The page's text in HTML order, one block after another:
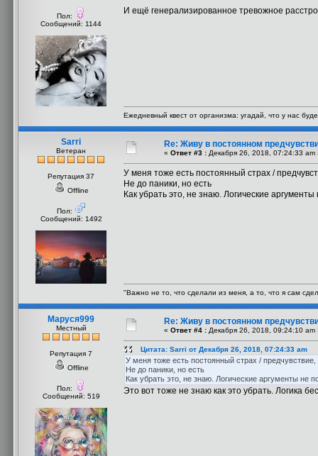
Пол:
Сообщений: 1144
И ещё генерализированное тревожное
Ежедневный квест от организма: угадай, что у нас
Sarri
Ветеран
Репутация 37
Offline
Пол:
Сообщений: 1492
Re: Живу в постоянном
« Ответ #3 : Декабря 26, 2018, 07:24:33 am
У меня тоже есть постоянный страх /
Не до паники, но есть
Как убрать это, не знаю. Логические
"Важно не то, что сделали из меня, а то, что я сам
Маруся999
Местный
Репутация 7
Offline
Пол:
Сообщений: 519
Re: Живу в постоянном
« Ответ #4 : Декабря 26, 2018, 09:24:10 am
Цитата: Sarri от Декабря 26, 2018, 07:24:33 am
У меня тоже есть постоянный страх /
Не до паники, но есть
Как убрать это, не знаю. Логические аргументы не
Это вот тоже не знаю как это убрать. Логика